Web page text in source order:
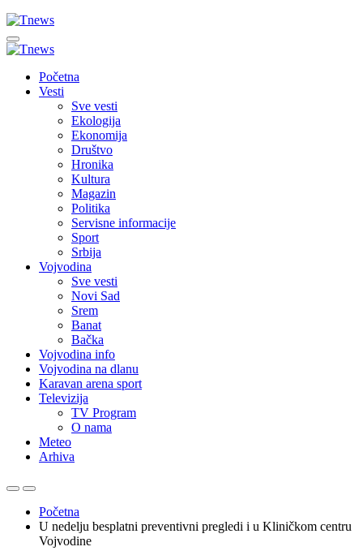
Početna
Vesti
Sve vesti
Ekologija
Ekonomija
Društvo
Hronika
Kultura
Magazin
Politika
Servisne informacije
Sport
Srbija
Vojvodina
Sve vesti
Novi Sad
Srem
Banat
Bačka
Vojvodina info
Vojvodina na dlanu
Karavan arena sport
Televizija
TV Program
O nama
Meteo
Arhiva
Početna
U nedelju besplatni preventivni pregledi i u Kliničkom centru
Vojvodine